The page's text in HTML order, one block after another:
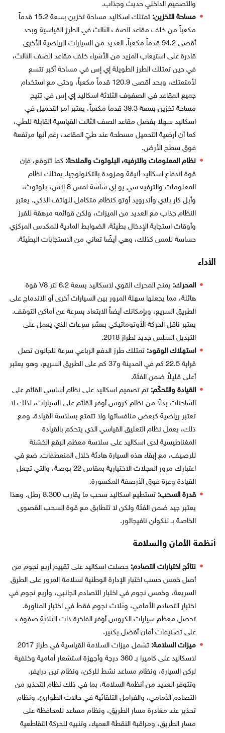
والتصميم الداخلي حديث وجذاب.
مساحة التخزين:
تمتلك اسكاليد مساحة تخزين بسعة 15.2 قدماً
مكعباً من خلف مقاعد الصف الثالث في الطرز القياسية وبحد
أقصى 94.2 قدماً مكعباً. العديد من السيارات الرياضية الأخرى
قادرة على استيعاب المزيد من الأشياء خلف مقاعد الصف الثالث،
في حين تمتلك الطرز الطويلة إي إس في مساحة أكبر تتسع
لأمتعتك، وبحد أقصى 120.9 قدماً مكعباً، وحتى مع استخدام
جميع المقاعد في الصفوف الثلاثة اسكاليد إي إس في تتيح
مساحة تخزين بسعة 39.3 قدماَ مكعباً، يعتبر أمر التحميل في
اسكاليد سهلا بفضل مقاعد الصف الثالث القياسية القابلة للطي،
كما أن أرضية التحميل مسطحة عند طيّ المقاعد، رغم أنها مرتفعة
فوق سطح الأرض.
نظام المعلومات والترفيه، البلوتوث والملاحة: كما تتوقع، فإن
قوة اندفاع اسكاليد أنيقة ومزودة بالتكنولوجيا. يمتلك نظام
المعلومات والترفيه سي يو إي شاشة لمس 8 إنش، بلوتوث،
وأبل كار بلاي وأندرويد أوتو كنظام متكامل للهاتف الذكي. يعتبر
النظام جذاب مع العديد من الميزات، ولكن قوائمه مرهقة للفرز
وأوقات استجابة الإدخال بطيئة. الضوابط المادية للمكدس المركزي
حساسة للمس كذلك، وهي أيضًا تعاني من الاستجابات البطيئة.
الأداء
المحرك:
يمنح المحرك القوي لاسكاليد بسعة 6.2 لتر V8 قوة
هائلة، مما يجعلها سهلة المرور بين السيارات أخرى أو الاندماج على
الطريق السريع، وبإمكانك أيضاً الابتعاد بسرعة عن أماكن التوقف.
يعتبر ناقل الحركة الأوتوماتيكي بعشر سرعات الذي يعمل على
التبديل السلس جديد لطراز 2018.
استهلاك الوقود: تمتلك طرز الدفع الرباعي سرعة للجالون تصل
قرابة 22.5 كم في المدينة و37 كم على الطريق السريع، وهو يعتبر
أعلى قليلاً ضمن الفئة.
القيادة والتحكّم: تم تصميم اسكاليد على نظام أساسي القائم على
الشاحنات بدلاً من نظام كروس أوفر القائم على السيارات، لذلك لا
تعتبر رياضية كبعض منافساتها ولا تتمتع بسلاسة القيادة. ومع
ذلك، يعمل نظام التعليق القياسي الذي يتحكم بالقيادة
المغناطيسية لدى اسكاليد على سلاسة معظم البقع الخشنة
للرصيف، مع إبقاء هذه السيارة هادئة خلال المنعطفات. ضع في
اعتبارك مرور العجلات الاختيارية بمقاس 22 بوصة، والتي تجعل
القيادة وعرة فوق الأرصفة المكسورة.
قدرة السحب:
تستطيع اسكاليد سحب ما يقارب 8.300 رطل. وهذا
يعتبر جيد ضمن الفئة ولكن لا تتطابق مع قوة السحب القصوى
الخاصة بـ لنكولن نافيجاتور.
أنظمة الأمان والسلامة
نتائج اختبارات التصادم: حصلت اسكاليد على تقييم أربع نجوم من
أصل خمس حسب اختبار الإدارة الوطنية لسلامة المرور على الطرق
السريعة، وخمس نجوم في اختبار التصادم الجانبي، وأربع نجوم في
اختبار التصادم الأمامي، وثلاث نجوم فقط في اختبار المناورة.
تحصل معظم سيارات الكروس أوفر الفاخرة ذات الثلاثة صفوف
على تصنيفات أمان أفضل بكثير.
ميزات السلامة:
تشمل ميزات السلامة القياسية في طراز 2017
لاسكاليد على كاميرا بـ 360 درجة وأجهزة استشعار أمامية وخلفية
لركن السيارة، ونظام مساعد نشط للركن، ونظام تين درايفر.
وتتوفر العديد من أنظمة السلامة، بما في ذلك نظام التحذير من
التصادم الأمامي، والفرامل التلقائية في حالات الطوارئ، ونظام
تحذير عند مغادرة مسار الطريق، ونظام مساعد للمحافظة على
مسار الطريق، ومراقبة النقطة العمياء، وتنبيه للحركة التقاطعية